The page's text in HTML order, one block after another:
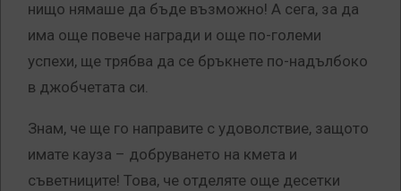
нищо нямаше да бъде възможно! А сега, за да
има още повече награди и още по-големи
успехи, ще трябва да се бръкнете по-надълбоко
в джобчетата си.
Знам, че ще го направите с удоволствие, защото
имате кауза – добруването на кмета и
съветниците! Това, че отделяте още десетки